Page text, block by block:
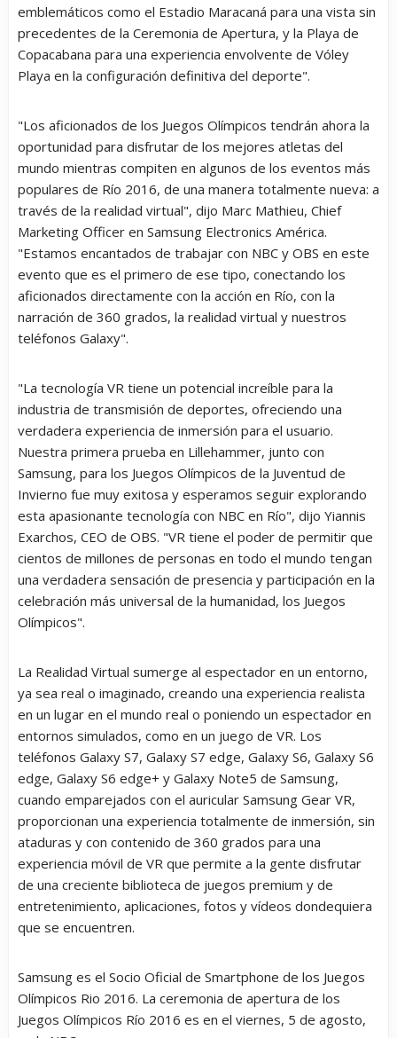
emblemáticos como el Estadio Maracaná para una vista sin
precedentes de la Ceremonia de Apertura, y la Playa de
Copacabana para una experiencia envolvente de Vóley
Playa en la configuración definitiva del deporte".
"Los aficionados de los Juegos Olímpicos tendrán ahora la
oportunidad para disfrutar de los mejores atletas del
mundo mientras compiten en algunos de los eventos más
populares de Río 2016, de una manera totalmente nueva: a
través de la realidad virtual", dijo Marc Mathieu, Chief
Marketing Officer en Samsung Electronics América.
"Estamos encantados de trabajar con NBC y OBS en este
evento que es el primero de ese tipo, conectando los
aficionados directamente con la acción en Río, con la
narración de 360 grados, la realidad virtual y nuestros
teléfonos Galaxy".
"La tecnología VR tiene un potencial increíble para la
industria de transmisión de deportes, ofreciendo una
verdadera experiencia de inmersión para el usuario.
Nuestra primera prueba en Lillehammer, junto con
Samsung, para los Juegos Olímpicos de la Juventud de
Invierno fue muy exitosa y esperamos seguir explorando
esta apasionante tecnología con NBC en Río", dijo Yiannis
Exarchos, CEO de OBS. "VR tiene el poder de permitir que
cientos de millones de personas en todo el mundo tengan
una verdadera sensación de presencia y participación en la
celebración más universal de la humanidad, los Juegos
Olímpicos".
La Realidad Virtual sumerge al espectador en un entorno,
ya sea real o imaginado, creando una experiencia realista
en un lugar en el mundo real o poniendo un espectador en
entornos simulados, como en un juego de VR. Los
teléfonos Galaxy S7, Galaxy S7 edge, Galaxy S6, Galaxy S6
edge, Galaxy S6 edge+ y Galaxy Note5 de Samsung,
cuando emparejados con el auricular Samsung Gear VR,
proporcionan una experiencia totalmente de inmersión, sin
ataduras y con contenido de 360 grados para una
experiencia móvil de VR que permite a la gente disfrutar
de una creciente biblioteca de juegos premium y de
entretenimiento, aplicaciones, fotos y vídeos dondequiera
que se encuentren.
Samsung es el Socio Oficial de Smartphone de los Juegos
Olímpicos Rio 2016. La ceremonia de apertura de los
Juegos Olímpicos Río 2016 es en el viernes, 5 de agosto,